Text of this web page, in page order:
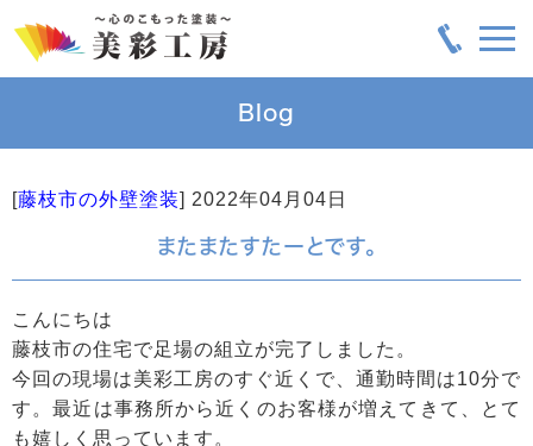
Blog
[藤枝市の外壁塗装] 2022年04月04日
またまたすたーとです。
こんにちは
藤枝市の住宅で足場の組立が完了しました。
今回の現場は美彩工房のすぐ近くで、通勤時間は10分で
す。最近は事務所から近くのお客様が増えてきて、とて
も嬉しく思っています。